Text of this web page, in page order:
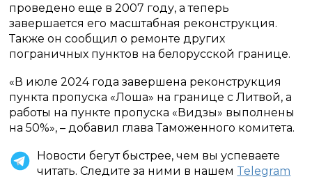
проведено еще в 2007 году, а теперь
завершается его масштабная реконструкция.
Также он сообщил о ремонте других
пограничных пунктов на белорусской границе.
«В июле 2024 года завершена реконструкция
пункта пропуска «Лоша» на границе с Литвой, а
работы на пункте пропуска «Видзы» выполнены
на 50%», – добавил глава Таможенного комитета.
Новости бегут быстрее, чем вы успеваете
читать. Следите за ними в нашем Telegram